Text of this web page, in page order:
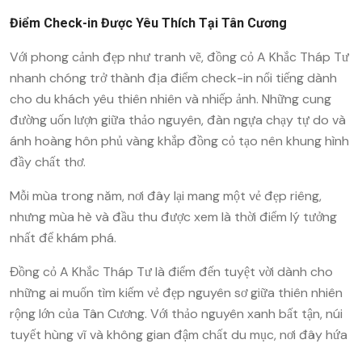
Điểm Check-in Được Yêu Thích Tại Tân Cương
Với phong cảnh đẹp như tranh vẽ, đồng cỏ A Khắc Tháp Tư
nhanh chóng trở thành địa điểm check-in nổi tiếng dành
cho du khách yêu thiên nhiên và nhiếp ảnh. Những cung
đường uốn lượn giữa thảo nguyên, đàn ngựa chạy tự do và
ánh hoàng hôn phủ vàng khắp đồng cỏ tạo nên khung hình
đầy chất thơ.
Mỗi mùa trong năm, nơi đây lại mang một vẻ đẹp riêng,
nhưng mùa hè và đầu thu được xem là thời điểm lý tưởng
nhất để khám phá.
Đồng cỏ A Khắc Tháp Tư là điểm đến tuyệt vời dành cho
những ai muốn tìm kiếm vẻ đẹp nguyên sơ giữa thiên nhiên
rộng lớn của Tân Cương. Với thảo nguyên xanh bất tận, núi
tuyết hùng vĩ và không gian đậm chất du mục, nơi đây hứa